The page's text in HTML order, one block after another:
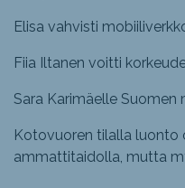
Elisa vahvisti
Fiia Iltanen voitti
Sara Karimäelle Suomen
Kotovuoren tilalla luonto
ammattitaidolla, mutta